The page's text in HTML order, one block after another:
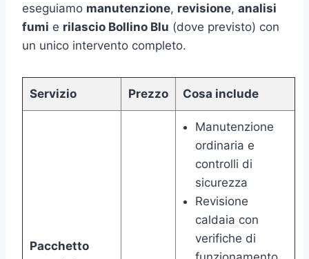
eseguiamo manutenzione, revisione, analisi
fumi e rilascio Bollino Blu (dove previsto) con
un unico intervento completo.
Servizio Prezzo Cosa include
Pacchetto
Manutenzione
ordinaria e
controlli di
sicurezza
Revisione
caldaia con
verifiche di